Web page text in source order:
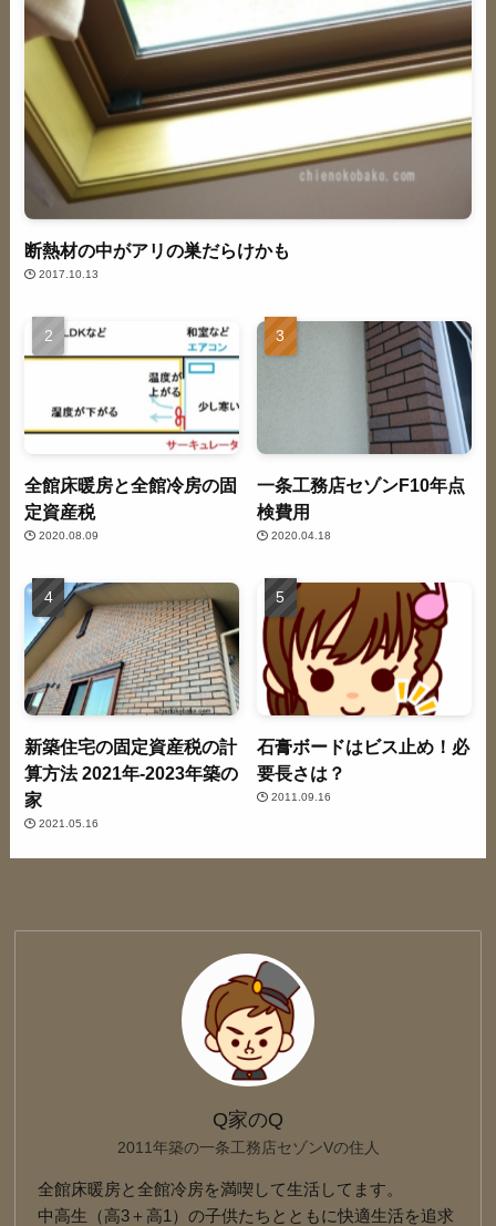
断熱材の中がアリの巣だらけかも
2017.10.13
全館床暖房と全館冷房の固
定資産税
2020.08.09
一条工務店セゾンF10年点
検費用
2020.04.18
新築住宅の固定資産税の計
算方法 2021年-2023年築の
家
2021.05.16
石膏ボードはビス止め！必
要長さは？
2011.09.16
Q家のQ
2011年築の一条工務店セゾンVの住人
全館床暖房と全館冷房を満喫して生活してます。
中高生（高3＋高1）の子供たちとともに快適生活を追求